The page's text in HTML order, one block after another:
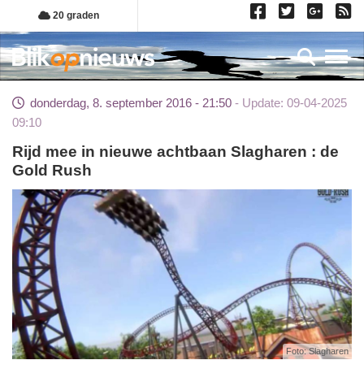
Overslaan
en
naar
de
gaan
20 graden
donderdag, 8. september 2016 - 21:50
Update: 09-04-2025
09:10
Rijd mee in nieuwe achtbaan Slagharen : de
Gold Rush
Foto: Slagharen